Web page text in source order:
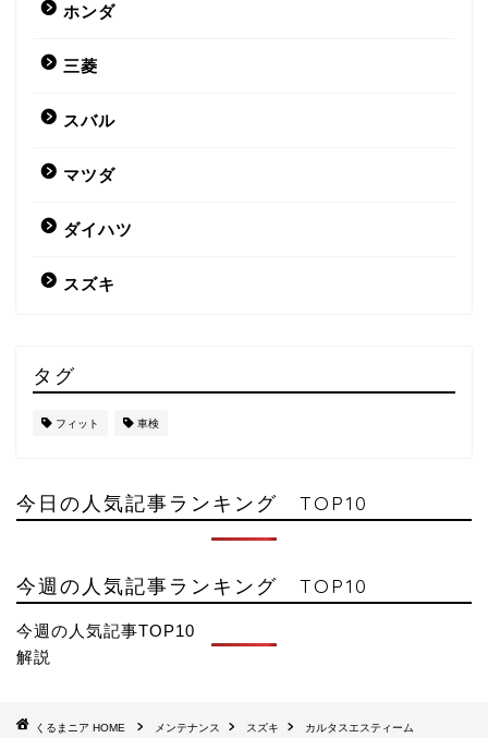
ホンダ
三菱
スバル
マツダ
ダイハツ
スズキ
タグ
フィット 車検
今日の人気記事ランキング TOP10
今週の人気記事ランキング TOP10
今週の人気記事TOP10
解説
HOME メンテナンス スズキ カルタスエスティーム